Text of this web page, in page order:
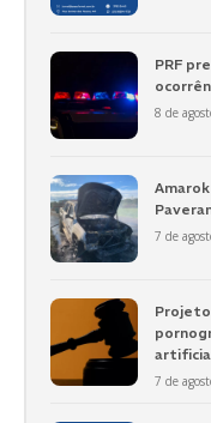
PRF
8 de
7 de
7 de